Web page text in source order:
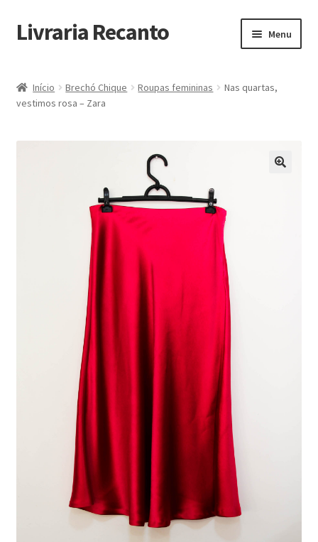
Pular
para
Pular
para
conteúdo
Livraria Recanto Menu
Carrinho
Finalidade do Bazar
Peças em promoção
Política de privacidade
Início Brechó Chique Roupas femininas
Nas quartas,
vestimos rosa – Zara